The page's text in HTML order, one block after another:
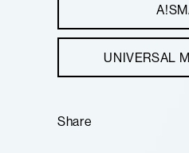
UNIVERSAL
Share